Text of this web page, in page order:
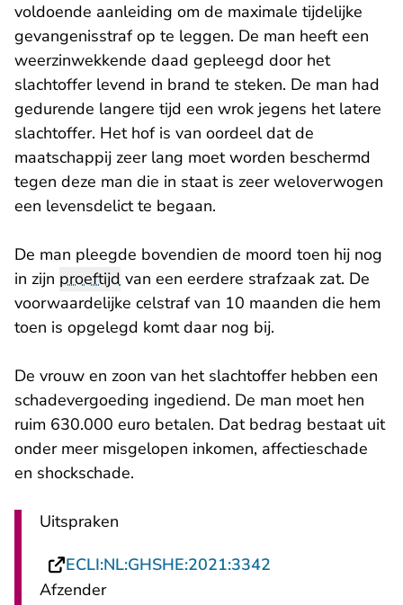
voldoende aanleiding om de maximale tijdelijke
gevangenisstraf op te leggen. De man heeft een
weerzinwekkende daad gepleegd door het
slachtoffer levend in brand te steken. De man had
gedurende langere tijd een wrok jegens het latere
slachtoffer. Het hof is van oordeel dat de
maatschappij zeer lang moet worden beschermd
tegen deze man die in staat is zeer weloverwogen
een levensdelict te begaan.
De man pleegde bovendien de moord toen hij nog
in zijn proeftijd van een eerdere strafzaak zat. De
voorwaardelijke celstraf van 10 maanden die hem
toen is opgelegd komt daar nog bij.
De vrouw en zoon van het slachtoffer hebben een
schadevergoeding ingediend. De man moet hen
ruim 630.000 euro betalen. Dat bedrag bestaat uit
onder meer misgelopen inkomen, affectieschade
en shockschade.
Uitspraken
ECLI:NL:GHSHE:2021:3342
Afzender